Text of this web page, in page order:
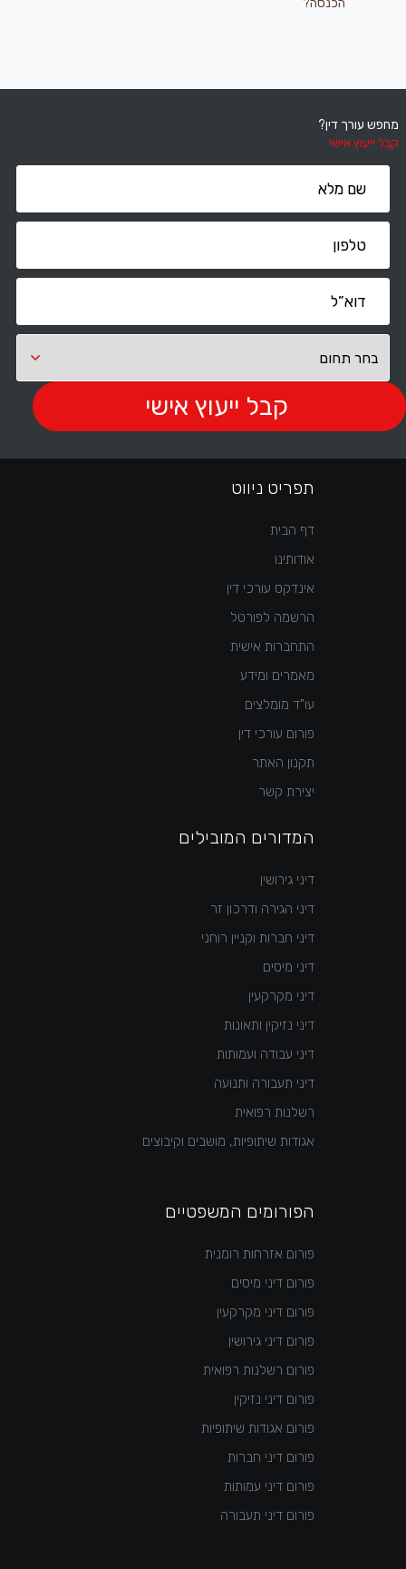
הכנסה?
מחפש עורך דין?
קבל ייעוץ אישי
תפריט ניווט
דף הבית
אודותינו
אינדקס עורכי דין
הרשמה לפורטל
התחברות אישית
מאמרים ומידע
עו"ד מומלצים
פורום עורכי דין
תקנון האתר
יצירת קשר
המדורים המובילים
דיני גירושין
דיני הגירה ודרכון זר
דיני חברות וקניין רוחני
דיני מיסים
דיני מקרקעין
דיני נזיקין ותאונות
דיני עבודה ועמותות
דיני תעבורה ותנועה
רשלנות רפואית
אגודות שיתופיות, מושבים וקיבוצים
הפורומים המשפטיים
פורום אזרחות רומנית
פורום דיני מיסים
פורום דיני מקרקעין
פורום דיני גירושין
פורום רשלנות רפואית
פורום דיני נזיקין
פורום אגודות שיתופיות
פורום דיני חברות
פורום דיני עמותות
פורום דיני תעבורה